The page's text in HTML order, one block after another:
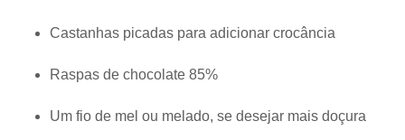
Castanhas picadas para adicionar crocância
Raspas de chocolate 85%
Um fio de mel ou melado, se desejar mais doçura